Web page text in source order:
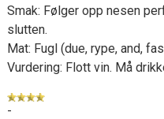
Smak: Følger opp nesen
slutten.
Mat: Fugl (due, rype, and,
Vurdering: Flott vin. Må
-